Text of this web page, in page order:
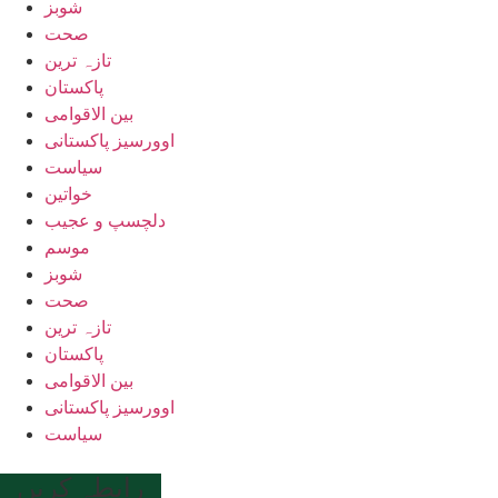
شوبز
صحت
تازہ ترین
پاکستان
بین الاقوامی
اوورسیز پاکستانی
سیاست
خواتین
دلچسپ و عجیب
موسم
شوبز
صحت
تازہ ترین
پاکستان
بین الاقوامی
اوورسیز پاکستانی
سیاست
رابطہ کریں